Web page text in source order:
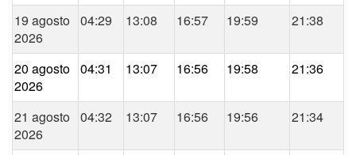
19 agosto
2026
04:29 13:08 16:57 19:59 21:38
20 agosto
2026
04:31 13:07 16:56 19:58 21:36
21 agosto
2026
04:32 13:07 16:56 19:56 21:34